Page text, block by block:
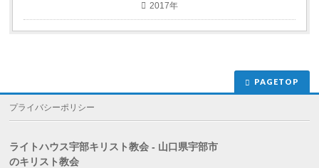
2017年
PAGETOP
プライバシーポリシー
ライトハウス宇部キリスト教会 - 山口県宇部市
のキリスト教会